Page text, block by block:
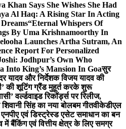
Khan Says She Wishes She Had
Al Haq: A Rising Star In Acting
“Eternal Whispers Of
By Uma Krishnamoorthy In
Launches Artha Sutram, An
Report For Personalized
Jodhpur’s Own Who
Into King’s Mansion In Goaसुर
यादव और निर्देशक विजय यादव की
की शूटिंग ग्रैंड मुहूर्त करके शुरू
वर्ल्डवाइड रिकॉर्ड्स पर रिलीज,
सिंह का नया बोलबम गीतवीकेडीएल
एवं डिस्ट्रेस्ड एसेट समाधान का बन
में बैंकिंग एवं वित्तीय क्षेत्र के लिए समग्र